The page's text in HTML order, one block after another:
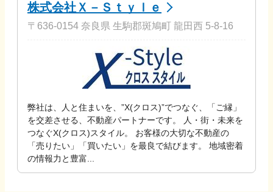
株式会社Ｘ－Ｓｔｙｌｅ
〒636-0154 奈良県 生駒郡斑鳩町 龍田西 5-8-16
弊社は、人と住まいを、”X(クロス)”でつなぐ、「ご縁」
を交差させる、不動産パートナーです。 人・街・未来を
つなぐX(クロス)スタイル。 お客様の大切な不動産の
「売りたい」「買いたい」を最良で結びます。 地域密着
の情報力と豊富...